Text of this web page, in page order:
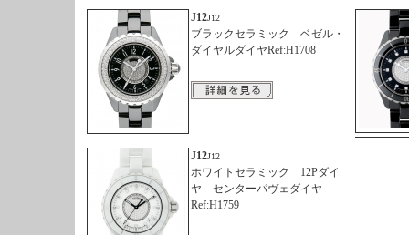
J12J12
ブラックセラミック ベゼル・
ダイヤルダイヤRef:H1708
J12J12
ホワイトセラミック 12Pダイ
ヤ センターパヴェダイヤ
Ref:H1759